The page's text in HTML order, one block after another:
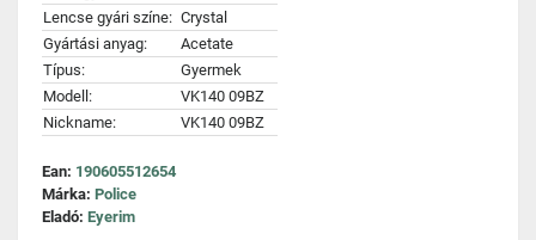
Lencse gyári színe: Crystal
Gyártási anyag:
Acetate
Típus:
Gyermek
Modell:
VK140 09BZ
Nickname:
VK140 09BZ
Ean: 190605512654
Márka: Police
Eladó: Eyerim